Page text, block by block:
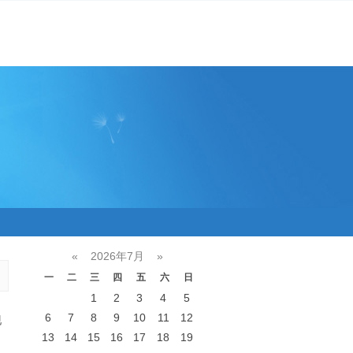
« 2026年7月 »
一 二 三 四 五 六 日
1 2 3 4
5
6
7 8 9 10 11
12
13
14 15 16 17 18
19